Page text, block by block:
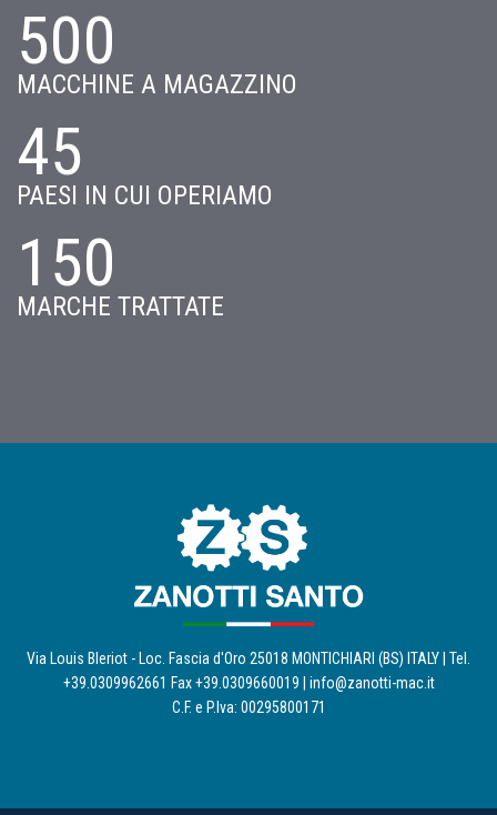
500
MACCHINE A MAGAZZINO
45
PAESI IN CUI OPERIAMO
150
MARCHE TRATTATE
Via Louis Bleriot - Loc. Fascia d'Oro 25018 MONTICHIARI (BS) ITALY | Tel.
+39.0309962661 Fax +39.0309660019 | info@zanotti-mac.it
C.F. e P.Iva: 00295800171